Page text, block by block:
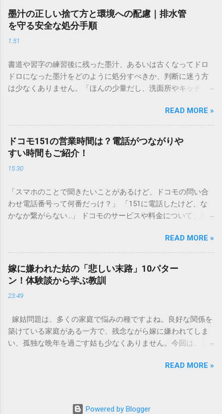
墨汁の正しい捨て方と環境への配慮｜排水管
を守る安全な処分手順
1:51
書道や習字の練習後に残った墨汁、あるいは古くなってドロ
ドロになった墨汁をどのように処分すべきか、判断に迷う方
は少なくありません。「ほんの少量だし、洗面所やキッチン
と、実は予期せぬトラブルを招く原因となります。 墨汁は、
一般的な生活排水とは性質が大きく異なります。そのまま排
水口へ流すことは環境負荷だけでなく、ご自宅の排水設備を
傷める可能性も高いため、非常に危険です。この記事では、
墨汁を安全かつ環境に優しい方法で処分するための手順と、
容器を適切に分別する方法を徹底解説します。 墨汁を「排水
す）」と「膠（にかわ）」、そして水です。これらは非常に
微細かつ独特の粘性を持っているため、下水処理や配管維持
の観点から以下の問題が発生します。 1. 環境への深刻な負荷
施設であっても、これらの微粒子を完全に分解・除去するこ
とは容易ではありません。大量に流し続けると河川や海まで
到達し、水質の濁りや生態系へ悪影響を及ぼすリスクがあり
ます。 2. 排水管の詰まりと劣化 墨汁の粘度を保っている「膠
め、深刻な詰まりを引き起こします。特に築年数が経過した
住宅では配管トラブルが起きやすく、修理費用が高額になる
ケースも珍しくありません。 3. 頑固なシミと汚れの沈着 陶器
やホーロー製のシンクに墨汁が付着すると、細かい粒子が素
材の隙間に入り込み、取れない黒ずみとなります。一度素材
汁を処分する際は、「液体として流さない」ことが絶対ルー
READ MORE »
ドコモ151の営業時間は？電話がつながりや
すい時間もご紹介！
15:30
「スマホのことで聞きたいことがあるけど、ドコモの問い合
わせ電話番号って何番だっけ？」 「151に電話したけど、な
かなか繋がらない…」 ドコモのサービスや料金について、疑
ンフォメーションセンター」の専用電話番号「151」ですよ
ね。 でも、「 ドコモ151は何時まで 営業しているの？」「
151は何時から 受付可能なの？」と営業時間がわからず、な
かなか電話ができない方もいるかもしれません。 この記事で
は、ドコモ151の営業時間や、電話が繋がりやすい時間帯、さ
らには電話がつながらない時の対処法をわかりやすく解説し
言うと、ドコモのインフォメーションセンター「151」の受付
時間は、 午前9時から午後8時まで です。 年中無休で、土日
祝日も営業しています。「 151 営業時間 」を気にする際、ま
って連絡することができますね。 この時間内であれば、ドコ
以外からの問い合わせは、電話番号や通話料が異なるので注
READ MORE »
嫁に嫌われた姑の「悲しい末路」10パター
ン！体験談から学ぶ教訓
23:49
嫁姑問題は、多くの家庭で悩みの種ですよね。良好な関係を
築けている家庭がある一方で、残念ながら嫁に嫌われてしま
い、孤独な晩年を過ごす姑も少なくありません。今回は、嫁
を10パターンご紹介します。実体験に基づいたエピソードも
する 「まさか追い出されるなんて…」という声も聞かれるの
READ MORE »
Powered by Blogger